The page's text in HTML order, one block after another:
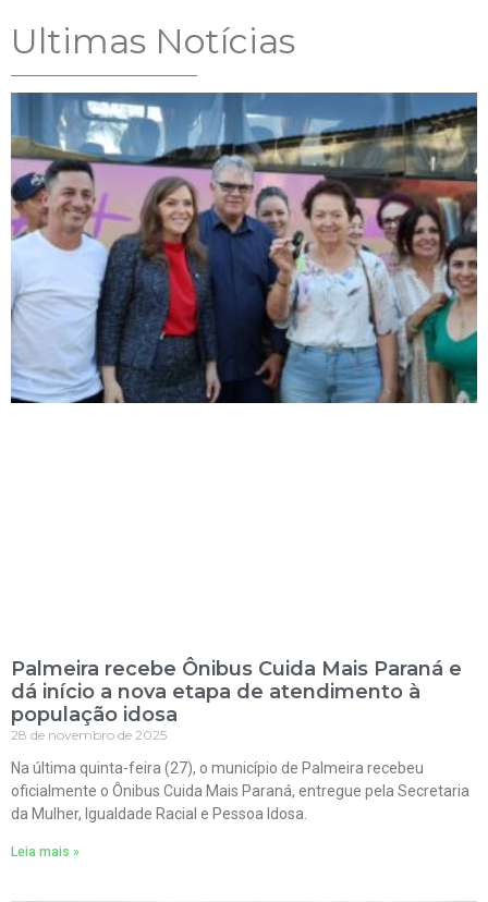
Ultimas Notícias
Palmeira recebe Ônibus Cuida Mais Paraná e
dá início a nova etapa de atendimento à
população idosa
28 de novembro de 2025
Na última quinta-feira (27), o município de Palmeira recebeu
oficialmente o Ônibus Cuida Mais Paraná, entregue pela Secretaria
da Mulher, Igualdade Racial e Pessoa Idosa.
Leia mais »